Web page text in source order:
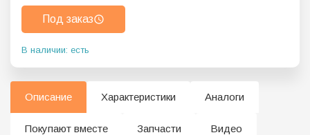
Под заказ
В наличии: есть
Описание Характеристики Аналоги
Покупают вместе Запчасти Видео